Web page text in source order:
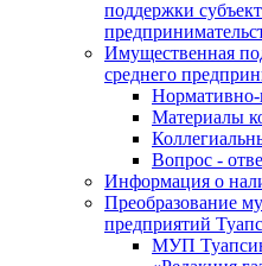
поддержки
Имущественная
среднего
Материалы
Вопрос -
Информация о
Преобразование
предприятий
МУП